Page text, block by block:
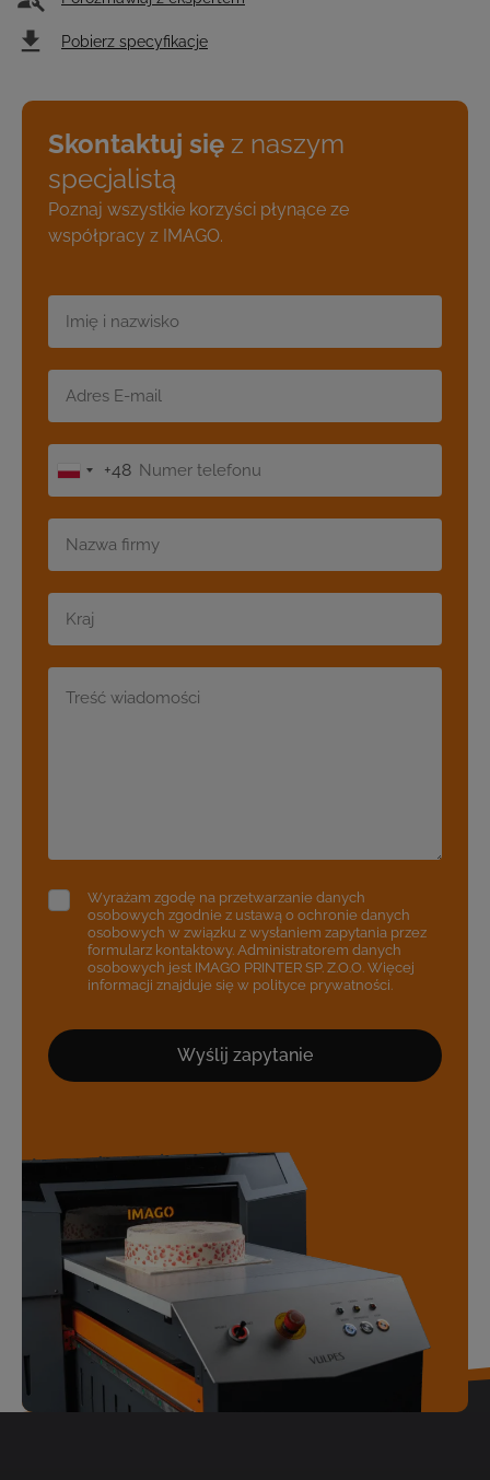
Pobierz specyfikacje
Skontaktuj się z naszym
specjalistą
Poznaj wszystkie korzyści płynące ze
współpracy z IMAGO.
Polska
+48
+48
Wyrażam zgodę na przetwarzanie danych
osobowych zgodnie z ustawą o ochronie danych
osobowych w związku z wysłaniem zapytania przez
formularz kontaktowy. Administratorem danych
osobowych jest IMAGO PRINTER SP. Z.O.O. Więcej
informacji znajduje się w polityce prywatności.
Wyślij zapytanie